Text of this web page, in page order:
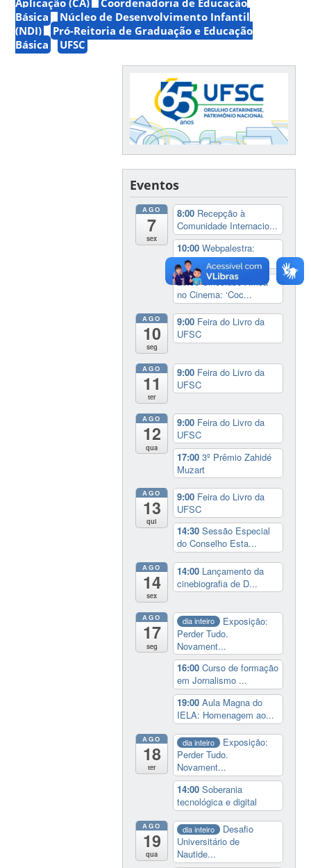
Básica
Núcleo de Desenvolvimento Infantil
(NDI)
Pró-Reitoria de Graduação e Educação
Básica
UFSC
Eventos
AGO
7
sex
8:00 Recepção à
Comunidade Internacio...
10:00Webpalestra:
‘Informações essenc...
20:00Cineclube África
no Cinema: ‘Coc...
AGO
10
seg
9:00 Feira do Livro da
UFSC
AGO
11
ter
9:00 Feira do Livro da
UFSC
AGO
12
qua
9:00 Feira do Livro da
UFSC
17:003º Prêmio Zahidé
Muzart
AGO
13
qui
9:00 Feira do Livro da
UFSC
14:30Sessão Especial
do Conselho Esta...
AGO
14
sex
14:00 Lançamento da
cinebiografia de D...
AGO
17
seg
dia inteiro
Exposição:
Perder Tudo.
Novament...
16:00Curso de formação
em Jornalismo ...
19:00Aula Magna do
IELA: Homenagem ao...
AGO
18
ter
dia inteiro
Exposição:
Perder Tudo.
Novament...
14:00Soberania
tecnológica e digital
AGO
19
qua
dia inteiro
Desafio
Universitário de
Nautide...